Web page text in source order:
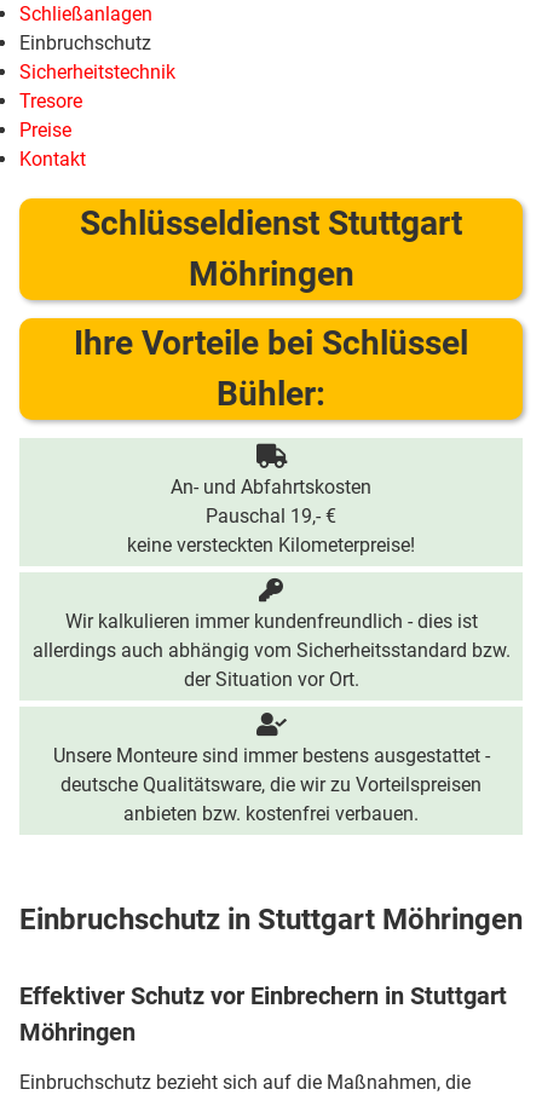
Schließanlagen
Einbruchschutz
Sicherheitstechnik
Tresore
Preise
Kontakt
Schlüsseldienst Stuttgart
Möhringen
Ihre Vorteile bei Schlüssel
Bühler:
An- und Abfahrtskosten
Pauschal 19,- €
keine versteckten Kilometerpreise!
Wir kalkulieren immer kundenfreundlich - dies ist
allerdings auch abhängig vom Sicherheitsstandard bzw.
der Situation vor Ort.
Unsere Monteure sind immer bestens ausgestattet -
deutsche Qualitätsware, die wir zu Vorteilspreisen
anbieten bzw. kostenfrei verbauen.
Einbruchschutz in Stuttgart Möhringen
Effektiver Schutz vor Einbrechern in Stuttgart
Möhringen
Einbruchschutz bezieht sich auf die Maßnahmen, die